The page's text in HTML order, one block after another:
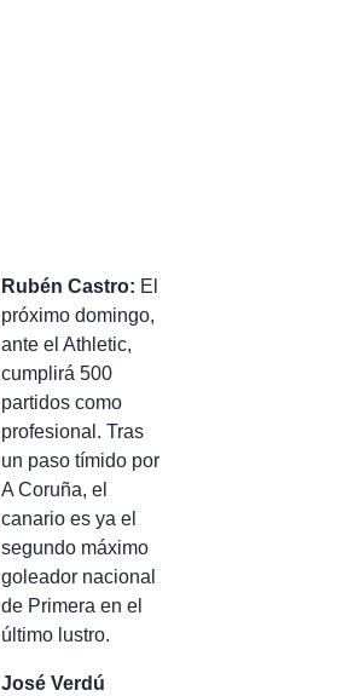
Rubén Castro: El
próximo domingo,
ante el Athletic,
cumplirá 500
partidos como
profesional. Tras
un paso tímido por
A Coruña, el
canario es ya el
segundo máximo
goleador nacional
de Primera en el
último lustro.
José Verdú